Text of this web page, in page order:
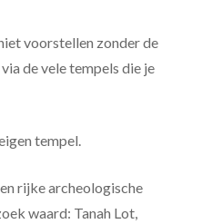
voorstellen zonder de
de vele tempels die je
tempel.
rijke archeologische
waard: Tanah Lot,